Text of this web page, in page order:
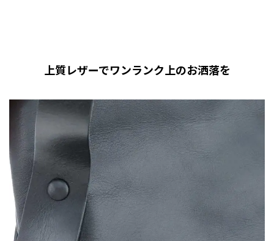
上質レザーでワンランク上のお洒落を